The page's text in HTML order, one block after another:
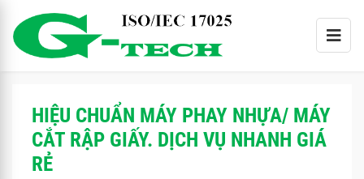
HIỆU CHUẨN MÁY PHAY NHỰA/ MÁY
CẮT RẬP GIẤY. DỊCH VỤ NHANH GIÁ
RẺ